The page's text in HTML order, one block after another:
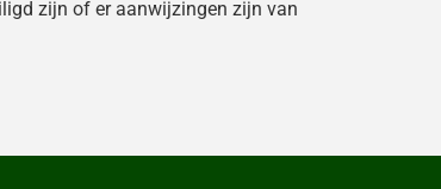
zijn of er aanwijzingen zijn van